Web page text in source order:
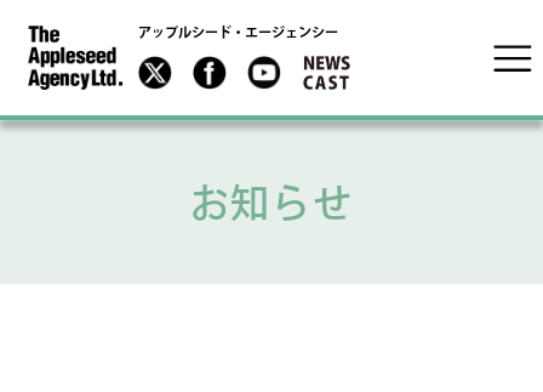
アップルシード・エージェンシー
お知らせ